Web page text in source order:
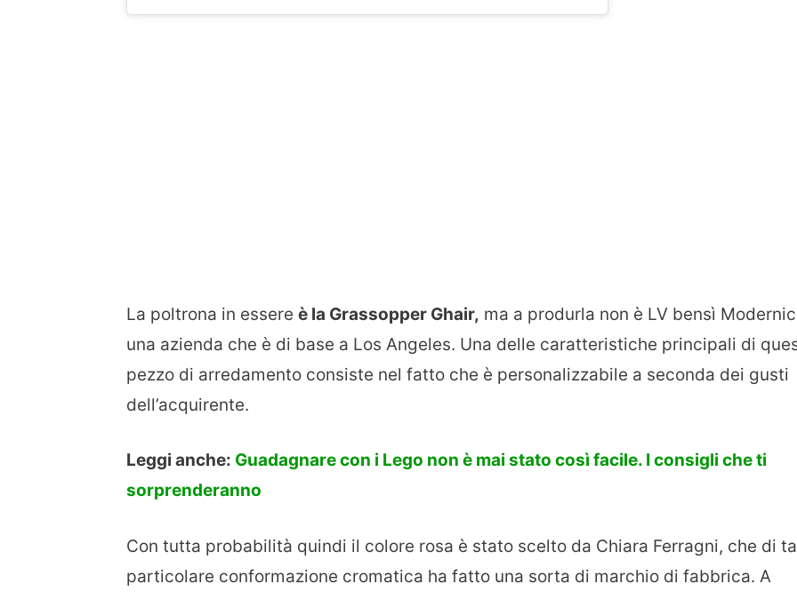
La poltrona in essere è la Grassopper Ghair, ma a produrla non è LV bensì
una azienda che è di base a Los Angeles. Una delle caratteristiche principali di
pezzo di arredamento consiste nel fatto che è personalizzabile a seconda dei gusti
dell’acquirente.
Leggi anche: Guadagnare con i Lego non è mai stato così facile. I consigli che ti
sorprenderanno
Con tutta probabilità quindi il colore rosa è stato scelto da Chiara Ferragni, che di
particolare conformazione cromatica ha fatto una sorta di marchio di fabbrica. A